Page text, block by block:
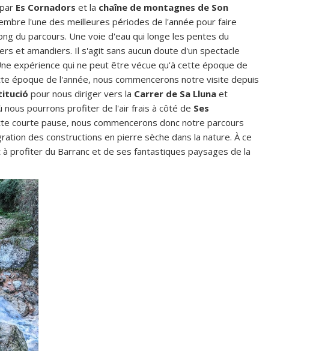
Es Cornadors et la chaîne de montagnes de Son
l'une des meilleures périodes de l'année pour faire
du parcours. Une voie d'eau qui longe les pentes du
et amandiers. Il s'agit sans aucun doute d'un spectacle
expérience qui ne peut être vécue qu'à cette époque de
époque de l'année, nous commencerons notre visite depuis
pour nous diriger vers la Carrer de Sa Lluna et
nous pourrons profiter de l'air frais à côté de Ses
courte pause, nous commencerons donc notre parcours
des constructions en pierre sèche dans la nature. À ce
profiter du Barranc et de ses fantastiques paysages de la